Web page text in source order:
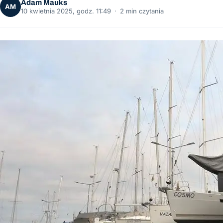
AM
Adam Mauks
10 kwietnia 2025, godz. 11:49 · 2 min czytania